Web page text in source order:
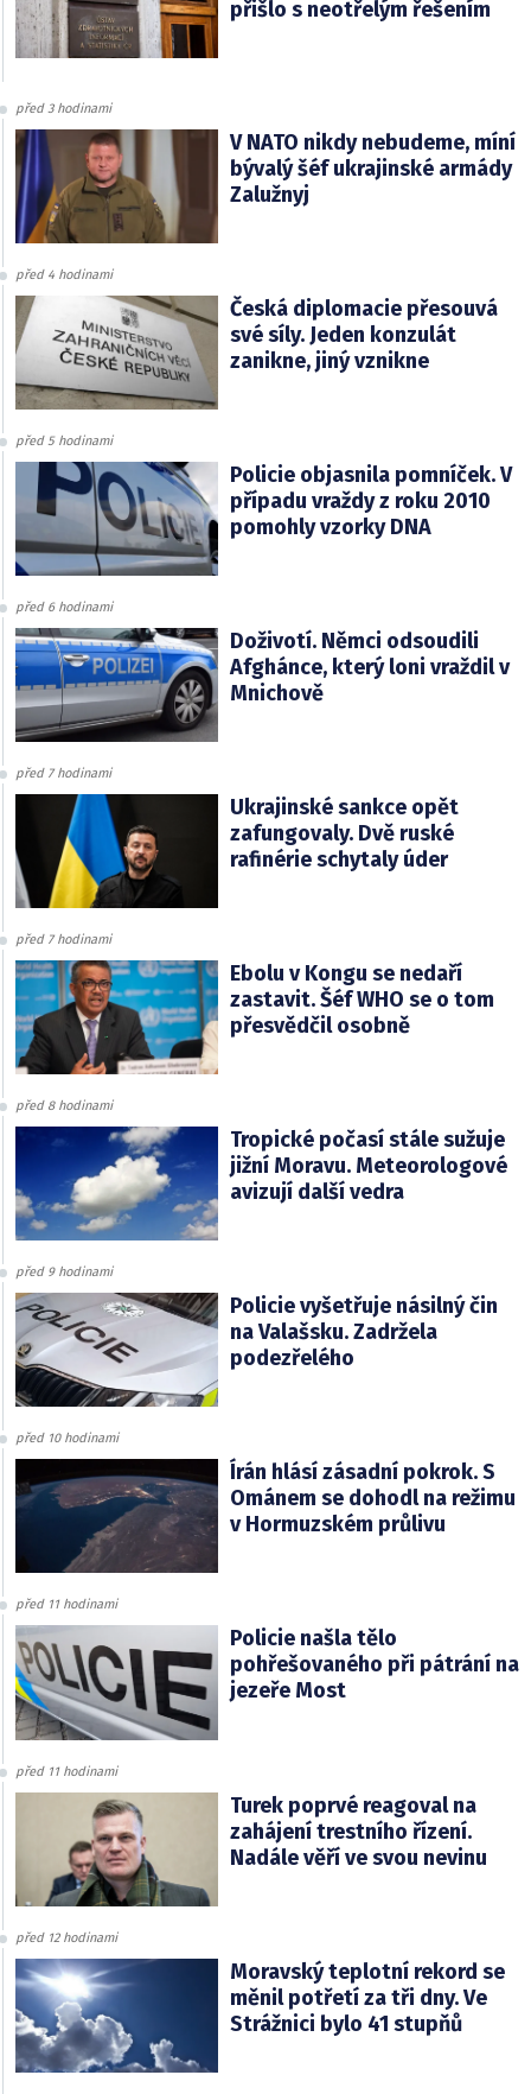
přišlo s neotřelým řešením
před 3 hodinami
V NATO nikdy nebudeme, míní
bývalý šéf ukrajinské armády
Zalužnyj
před 4 hodinami
Česká diplomacie přesouvá
své síly. Jeden konzulát
zanikne, jiný vznikne
před 5 hodinami
Policie objasnila pomníček. V
případu vraždy z roku 2010
pomohly vzorky DNA
před 6 hodinami
Doživotí. Němci odsoudili
Afghánce, který loni vraždil v
Mnichově
před 7 hodinami
Ukrajinské sankce opět
zafungovaly. Dvě ruské
rafinérie schytaly úder
před 7 hodinami
Ebolu v Kongu se nedaří
zastavit. Šéf WHO se o tom
přesvědčil osobně
před 8 hodinami
Tropické počasí stále sužuje
jižní Moravu. Meteorologové
avizují další vedra
před 9 hodinami
Policie vyšetřuje násilný čin
na Valašsku. Zadržela
podezřelého
před 10 hodinami
Írán hlásí zásadní pokrok. S
Ománem se dohodl na režimu
v Hormuzském průlivu
před 11 hodinami
Policie našla tělo
pohřešovaného při pátrání na
jezeře Most
před 11 hodinami
Turek poprvé reagoval na
zahájení trestního řízení.
Nadále věří ve svou nevinu
před 12 hodinami
Moravský teplotní rekord se
měnil potřetí za tři dny. Ve
Strážnici bylo 41 stupňů